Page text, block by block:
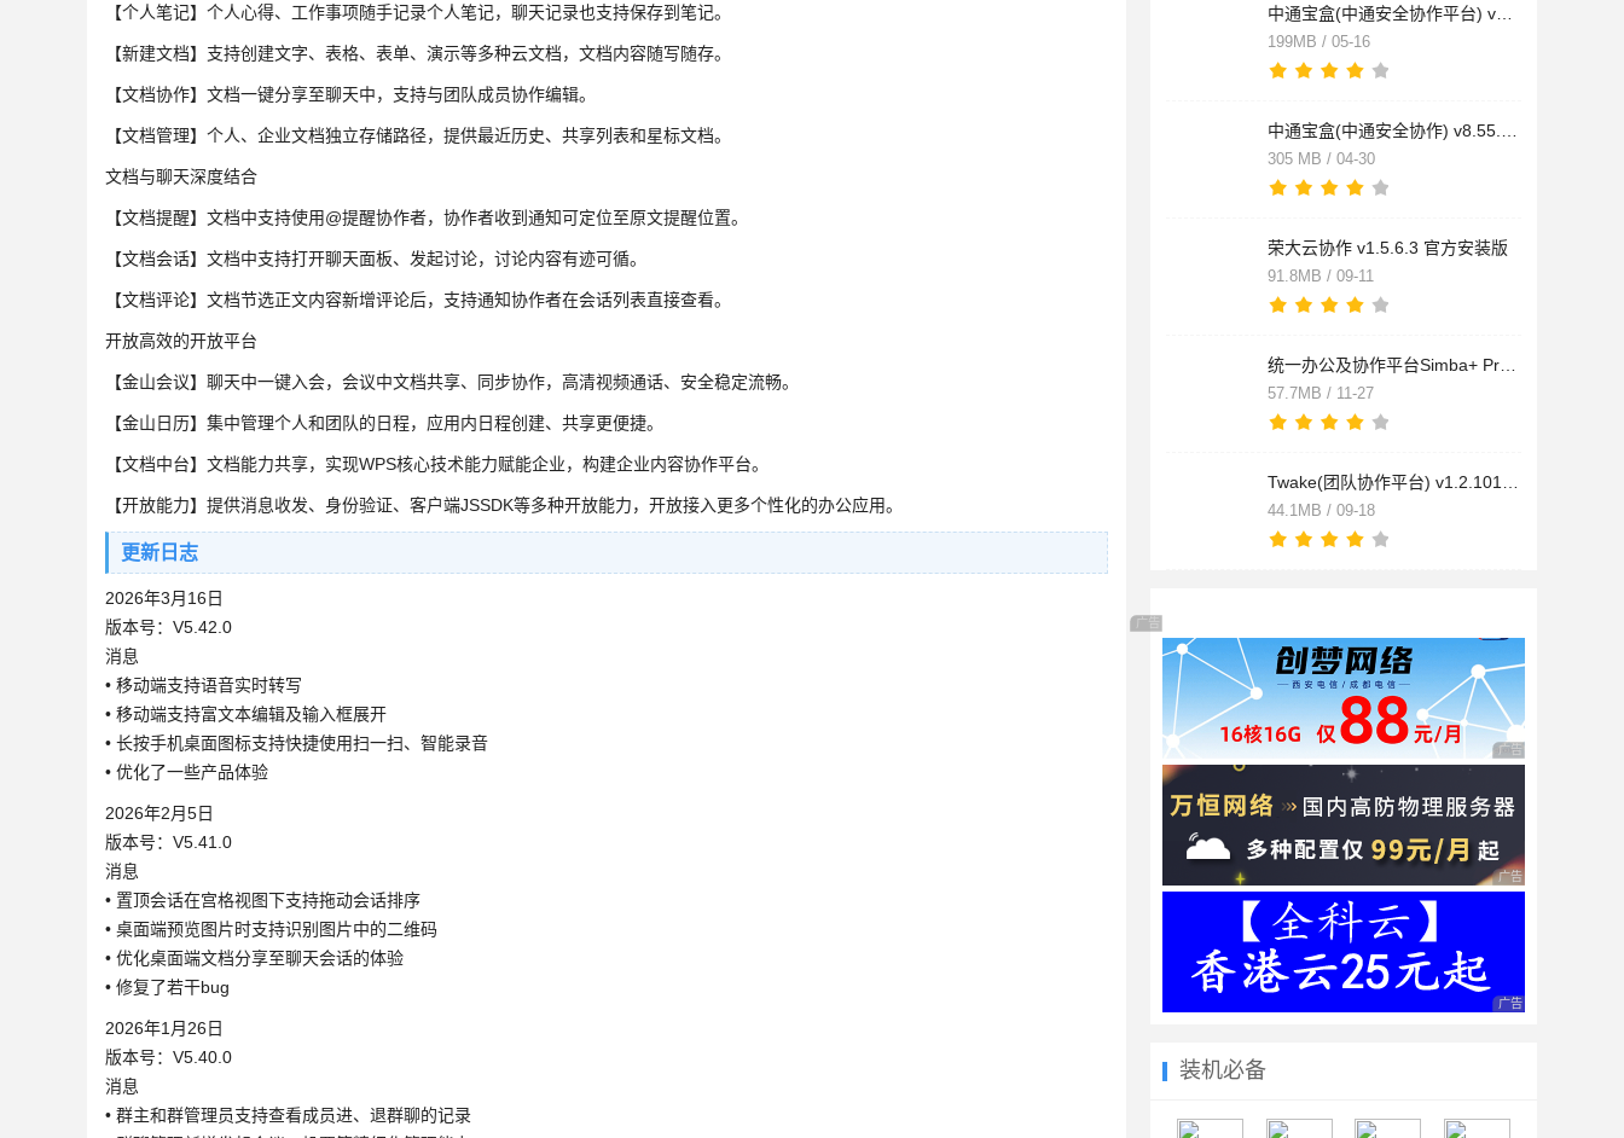
199MB / 05-16
305 MB / 04-30
荣大云协作 v1.5.6.3 官方安装版
91.8MB / 09-11
57.7MB / 11-27
44.1MB / 09-18
广告 商业广告，理性选择
广告 商业广告，理性
广告 商业广告，理性
广告 商业广告，理性
装机必备
【个人笔记】个人心得、工作事项随手记录个人笔记，聊天记录也支持保存到笔记。
【新建文档】支持创建文字、表格、表单、演示等多种云文档，文档内容随写随存。
【文档协作】文档一键分享至聊天中，支持与团队成员协作编辑。
【文档管理】个人、企业文档独立存储路径，提供最近历史、共享列表和星标文档。
文档与聊天深度结合
【文档提醒】文档中支持使用@提醒协作者，协作者收到通知可定位至原文提醒位置。
【文档会话】文档中支持打开聊天面板、发起讨论，讨论内容有迹可循。
【文档评论】文档节选正文内容新增评论后，支持通知协作者在会话列表直接查看。
开放高效的开放平台
【金山会议】聊天中一键入会，会议中文档共享、同步协作，高清视频通话、安全稳定流畅。
【金山日历】集中管理个人和团队的日程，应用内日程创建、共享更便捷。
【文档中台】文档能力共享，实现WPS核心技术能力赋能企业，构建企业内容协作平台。
【开放能力】提供消息收发、身份验证、客户端JSSDK等多种开放能力，开放接入更多个性化的办公应用。
更新日志
2026年3月16日
版本号：V5.42.0
消息
• 移动端支持语音实时转写
• 移动端支持富文本编辑及输入框展开
• 长按手机桌面图标支持快捷使用扫一扫、智能录音
• 优化了一些产品体验
2026年2月5日
版本号：V5.41.0
消息
• 置顶会话在宫格视图下支持拖动会话排序
• 桌面端预览图片时支持识别图片中的二维码
• 优化桌面端文档分享至聊天会话的体验
• 修复了若干bug
2026年1月26日
版本号：V5.40.0
消息
• 群主和群管理员支持查看成员进、退群聊的记录